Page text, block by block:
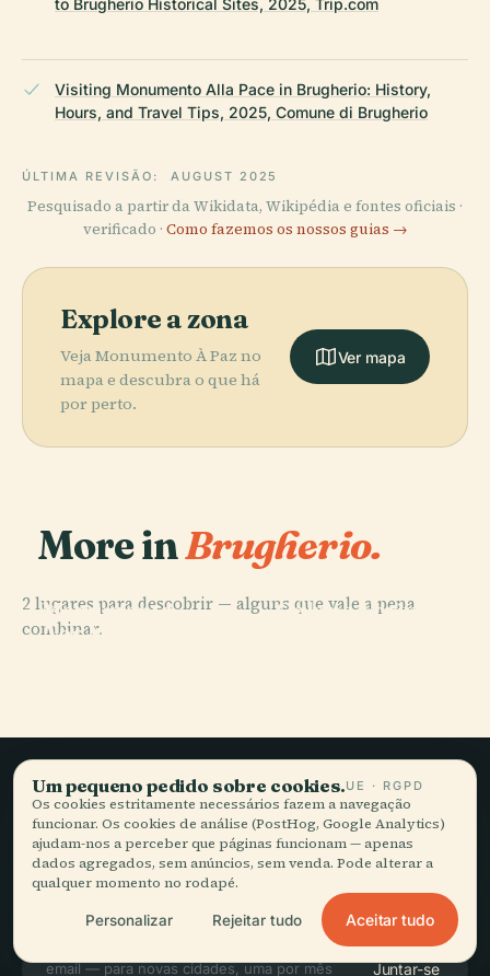
Visiting Monumento Alla Pace in Brugherio: History,
Hours, and Travel Tips, 2025, Comune di Brugherio
ÚLTIMA REVISÃO: AUGUST 2025
Pesquisado a partir da Wikidata, Wikipédia e fontes oficiais ·
verificado · Como fazemos os nossos guias →
Explore a zona
Veja Monumento À Paz no
mapa e descubra o que há
por perto.
Ver mapa
More inBrugherio.
2 lugares para descobrir — alguns que vale a pena
combinar.
Monumento
Aos Mortos de
Coluna Votiva
Viagem lenta,
bem contada.
FIQUE A PAR
Juntar-se
Um pequeno pedido sobre cookies.UE · RGPD
Os cookies estritamente necessários fazem a navegação
funcionar. Os cookies de análise (PostHog, Google Analytics)
ajudam-nos a perceber que páginas funcionam — apenas
dados agregados, sem anúncios, sem venda. Pode alterar a
qualquer momento no rodapé.
Personalizar Rejeitar tudo Aceitar tudo